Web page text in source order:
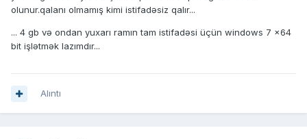
olunur.qalanı olmamış kimi istifadəsiz qalır...
... 4 gb və ondan yuxarı ramın tam istifadəsi üçün windows 7 x64
bit işlətmək lazımdır...
Alıntı